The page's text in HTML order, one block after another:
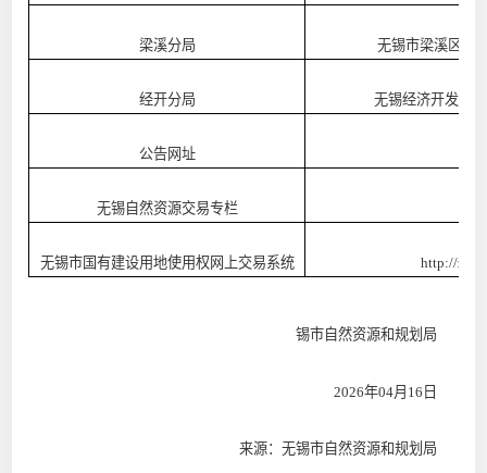
梁溪分局 无锡市梁溪区学
经开分局 无锡经济开发区
公告网址
无锡自然资源交易专栏
无锡市国有建设用地使用权网上交易系统 http://
锡市自然资源和规划局
2026年04月 16 日
来源：无锡市自然资源和规划局